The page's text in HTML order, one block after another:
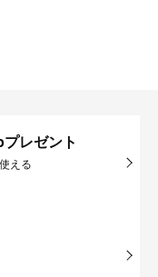
レゼント
える